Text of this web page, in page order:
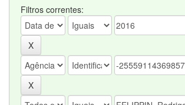
Filtros correntes: